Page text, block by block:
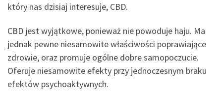
który nas dzisiaj interesuje, CBD.
CBD jest wyjątkowe, ponieważ nie powoduje haju. Ma
jednak pewne niesamowite właściwości poprawiające
zdrowie, oraz promuje ogólne dobre samopoczucie.
Oferuje niesamowite efekty przy jednoczesnym braku
efektów psychoaktywnych.